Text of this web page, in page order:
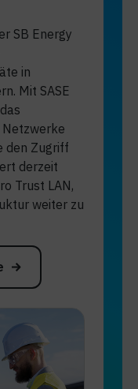
SB Energy
in
Mit SASE
Netzwerke
den Zugriff
derzeit
Trust LAN,
weiter zu